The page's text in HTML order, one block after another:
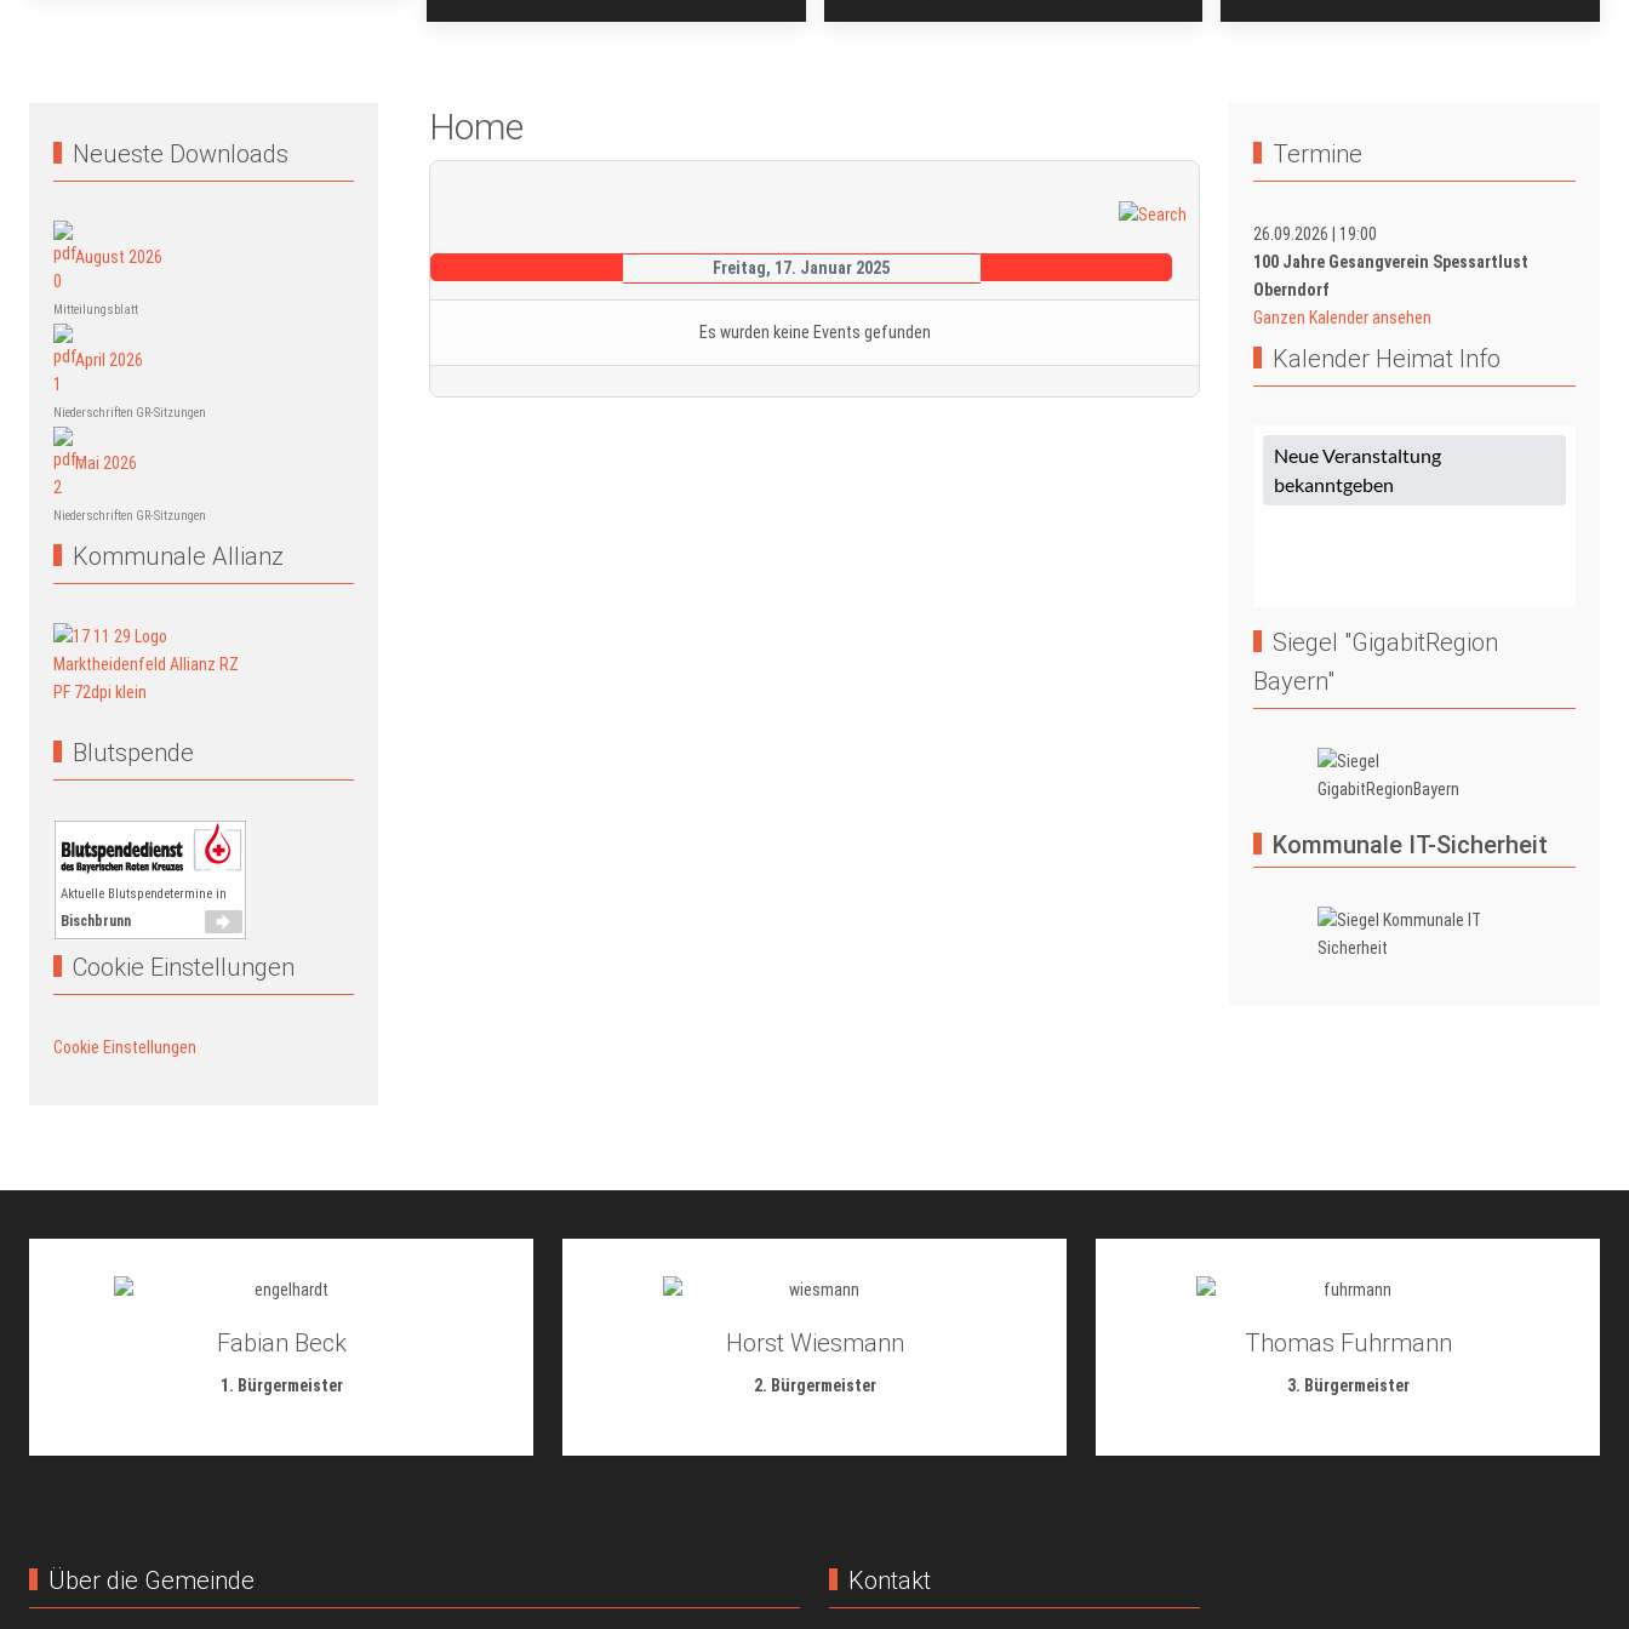
Neueste Downloads
August 2026
Mitteilungsblatt
April 2026
Niederschriften GR-Sitzungen
Mai 2026
Niederschriften GR-Sitzungen
Kommunale Allianz
Blutspende
Aktuelle Blutspendetermine in
Bischbrunn
Cookie Einstellungen
Cookie Einstellungen
Home
Freitag, 17. Januar 2025
Es wurden keine Events gefunden
Termine
26.09.2026
19:00
100 Jahre Gesangverein Spessartlust
Oberndorf
Ganzen Kalender ansehen
Kalender Heimat Info
Siegel "GigabitRegion
Bayern"
Kommunale IT-Sicherheit
Fabian Beck
1. Bürgermeister
Horst Wiesmann
2. Bürgermeister
Thomas Fuhrmann
3. Bürgermeister
Über die Gemeinde Kontakt